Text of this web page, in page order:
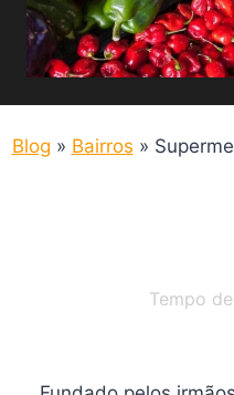
Blog » Bairros »
Tempo